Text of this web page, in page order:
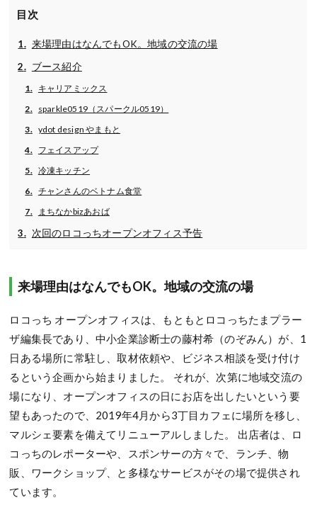
目次
来場理由はなんでもOK。地域の交流の場
ブース紹介
キャリアミックス
sparkle0519（スパークル0519）
ydot design やまもと
フェイスアップ
冷凍キッチン
チャンさんのベトナム食堂
まちなかbizあおば
次回のロコっちオープンオフィス予告
来場理由はなんでもOK。地域の交流の場
ロコっち オープンオフィスは、もともとロコっちたまプラー
ザ編集長であり、中小企業診断士の藤村希（のぞみん）が、1
日ある場所に常駐し、取材依頼や、ビジネス相談を受け付け
るという企画から始まりました。 それが、次第に地域交流の
場になり、オープンオフィスの日にお店を出したいという要
望もあったので、2019年4月から3丁目カフェに場所を移し、
マルシェ要素を備えてリニューアルしました。 出店者は、ロ
コっちのレポーターや、スポンサーの方々で、ランチ、物
販、ワークショップ、と多様なサービスがその場で提供され
ています。